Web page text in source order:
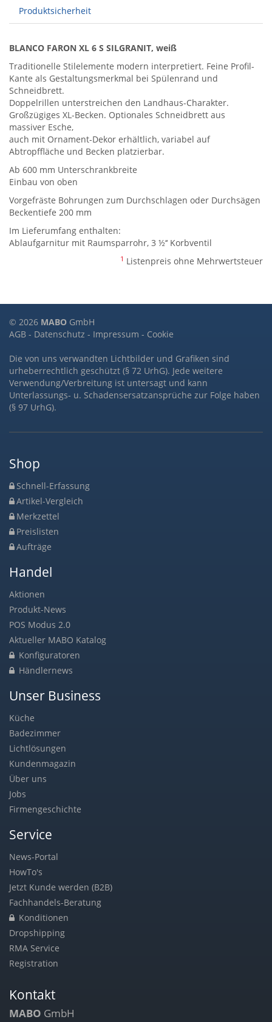
Produktsicherheit
BLANCO FARON XL 6 S SILGRANIT, weiß
Traditionelle Stilelemente modern interpretiert. Feine Profil-
Kante als Gestaltungsmerkmal bei Spülenrand und
Schneidbrett.
Doppelrillen unterstreichen den Landhaus-Charakter.
Großzügiges XL-Becken. Optionales Schneidbrett aus
massiver Esche,
auch mit Ornament-Dekor erhältlich, variabel auf
Abtropffläche und Becken platzierbar.
Ab 600 mm Unterschrankbreite
Einbau von oben
Vorgefräste Bohrungen zum Durchschlagen oder Durchsägen
Beckentiefe 200 mm
Im Lieferumfang enthalten:
Ablaufgarnitur mit Raumsparrohr, 3 ½‘‘ Korbventil
1 Listenpreis ohne Mehrwertsteuer
© 2026 MABO GmbH
AGB - Datenschutz - Impressum - Cookie
Die von uns verwandten Lichtbilder und Grafiken sind
urheberrechtlich geschützt (§ 72 UrhG). Jede weitere
Verwendung/Verbreitung ist untersagt und kann
Unterlassungs- u. Schadensersatzansprüche zur Folge haben
(§ 97 UrhG).
Shop
Schnell-Erfassung
Artikel-Vergleich
Merkzettel
Preislisten
Aufträge
Handel
Aktionen
Produkt-News
POS Modus 2.0
Aktueller MABO Katalog
Konfiguratoren
Händlernews
Unser Business
Küche
Badezimmer
Lichtlösungen
Kundenmagazin
Über uns
Jobs
Firmengeschichte
Service
News-Portal
HowTo's
Jetzt Kunde werden (B2B)
Fachhandels-Beratung
Konditionen
Dropshipping
RMA Service
Registration
Kontakt
MABO GmbH